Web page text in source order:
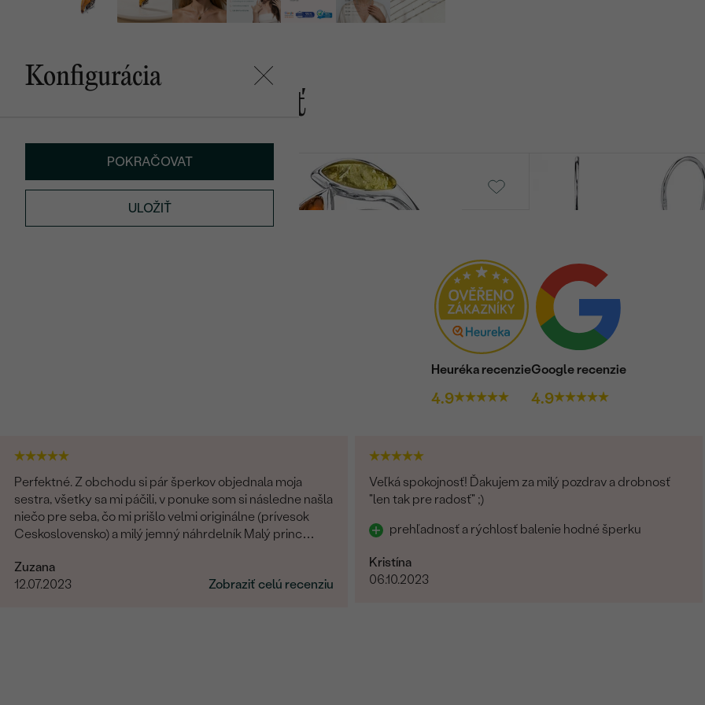
Konfigurácia
POKRAČOVAT
ULOŽIŤ
Mohlo by sa vám páčiť
€ 159
Carney
€ 249
Jamari
Heuréka recenzie
4.9
Google recenzie
4.9
Perfektné. Z obchodu si pár šperkov objednala moja
sestra, všetky sa mi páčili, v ponuke som si následne našla
niečo pre seba, čo mi prišlo velmi originálne (prívesok
Ceskoslovensko) a milý jemný náhrdelník Malý princ
Obchod a tovar odporúčam, kto hladá šperk, urcite si
nájde to svoje.
Zuzana
12.07.2023
Zobraziť celú recenziu
Veľká spokojnosť! Ďakujem za milý pozdrav a drobnosť
"len tak pre radosť" ;)
prehľadnosť a rýchlosť balenie hodné šperku
Kristína
06.10.2023